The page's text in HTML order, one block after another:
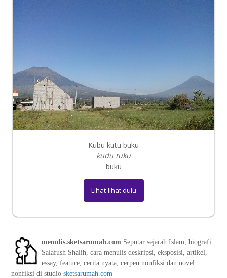
Kubu kutu buku
kudu tuku
buku
Lihat-lihat dulu
menulis.sketsarumah.com Seputar sejarah Islam, biografi
Salafush Shalih, cara menulis deskripsi, eksposisi, artikel,
essay, feature, cerita nyata, cerpen nonfiksi dan novel
nonfiksi di studio sketsarumah.com